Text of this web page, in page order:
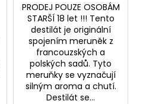
PRODEJ POUZE OSOBÁM
STARŠÍ 18 let !!! Tento
destilát je originální
spojením meruněk z
francouzských a
polských sadů. Tyto
meruňky se vyznačují
silným aroma a chutí.
Destilát se...